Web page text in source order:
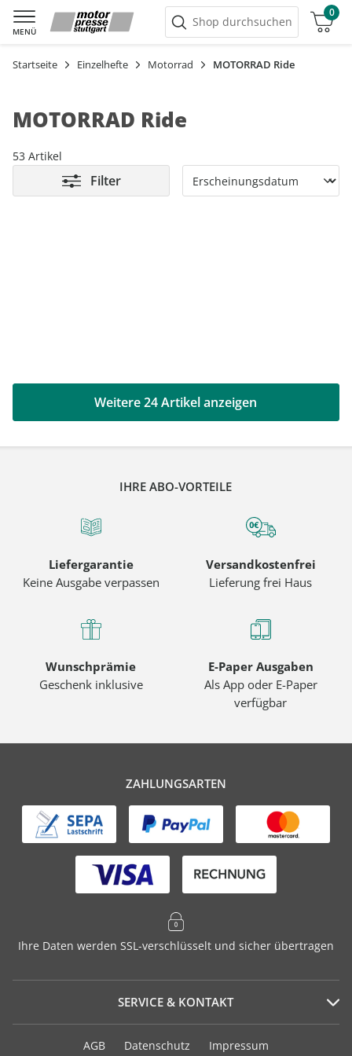
MENÜ
Shop durchsuchen
0
Warenkorb
Startseite Einzelhefte Motorrad MOTORRAD Ride
MOTORRAD Ride
53 Artikel
Filter
Weitere 24 Artikel anzeigen
IHRE ABO-VORTEILE
Liefergarantie
Keine Ausgabe verpassen
Versandkostenfrei
Lieferung frei Haus
Wunschprämie
Geschenk inklusive
E-Paper Ausgaben
Als App oder E-Paper
verfügbar
ZAHLUNGSARTEN
Ihre Daten werden SSL-verschlüsselt und sicher übertragen
SERVICE & KONTAKT
Serviceportal
AGB Datenschutz Impressum